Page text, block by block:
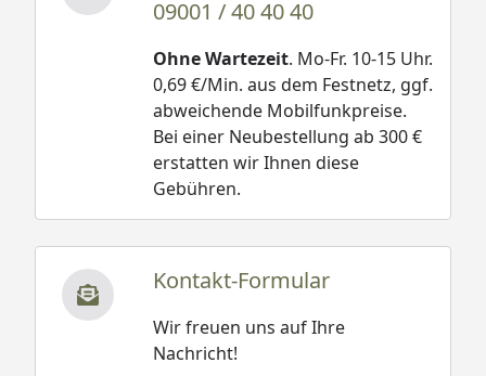
09001 / 40 40 40
Ohne Wartezeit. Mo-Fr. 10-15 Uhr.
0,69 €/Min. aus dem Festnetz, ggf.
abweichende Mobilfunkpreise.
Bei einer Neubestellung ab 300 €
erstatten wir Ihnen diese
Gebühren.
Kontakt-Formular
Wir freuen uns auf Ihre
Nachricht!